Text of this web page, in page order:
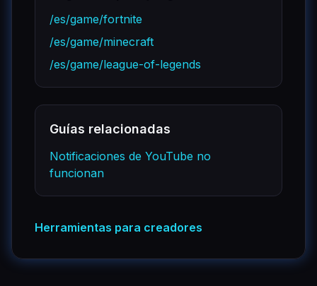
/es/game/fortnite
/es/game/minecraft
/es/game/league-of-legends
Guías relacionadas
Notificaciones de YouTube no
funcionan
Herramientas para creadores